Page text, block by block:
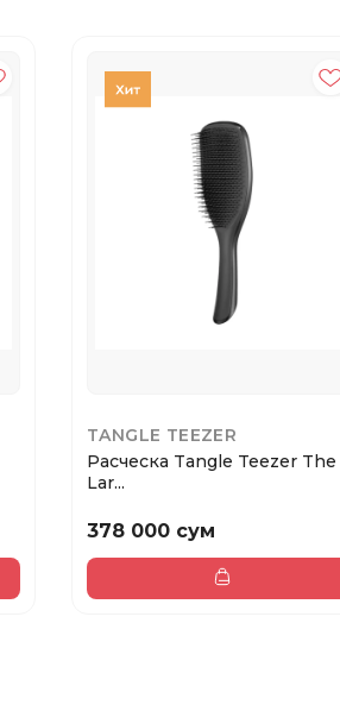
TANGLE TEEZER
Расческа Tangle Teezer The
Lar...
378 000 сум